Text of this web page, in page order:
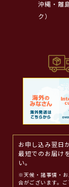
沖縄・離
ク）
お申し込み翌日
最短でのお届け
い。
※天候・諸事情・お
合がございます。ご